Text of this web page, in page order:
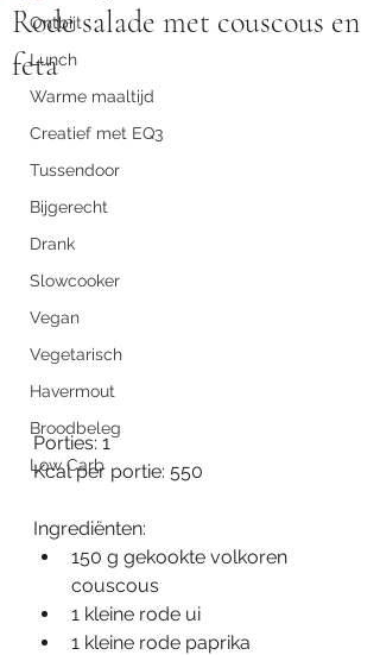
Ontbijt
Lunch
Warme maaltijd
Creatief met EQ3
Tussendoor
Bijgerecht
Drank
Slowcooker
Vegan
Vegetarisch
Havermout
Broodbeleg
Low Carb
Rode salade met couscous en
feta
Porties: 1
Kcal per portie: 550
Ingrediënten:
150 g gekookte volkoren
couscous
1 kleine rode ui
1 kleine rode paprika